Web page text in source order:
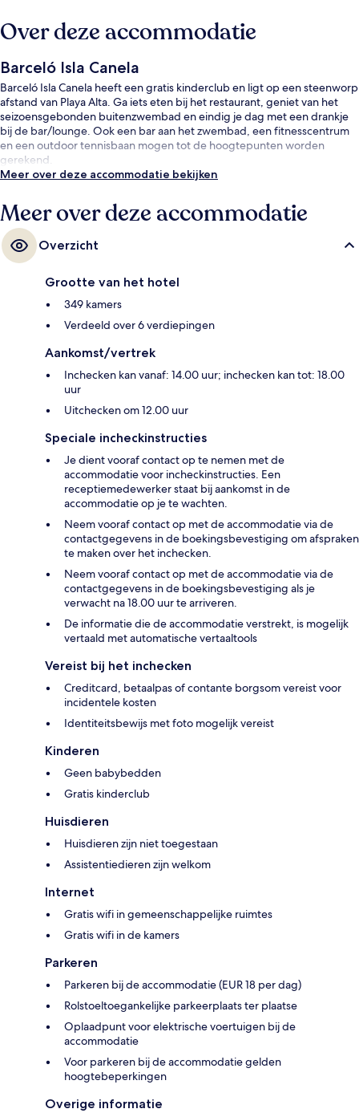
Over deze accommodatie
Barceló Isla Canela
Barceló Isla Canela heeft een gratis kinderclub en ligt op een steenworp
afstand van Playa Alta. Ga iets eten bij het restaurant, geniet van het
seizoensgebonden buitenzwembad en eindig je dag met een drankje
bij de bar/lounge. Ook een bar aan het zwembad, een fitnesscentrum
en een outdoor tennisbaan mogen tot de hoogtepunten worden
gerekend.
Meer over deze accommodatie bekijken
Meer over deze accommodatie
Overzicht
Grootte van het hotel
349 kamers
Verdeeld over 6 verdiepingen
Aankomst/vertrek
Inchecken kan vanaf: 14.00 uur; inchecken kan tot: 18.00
uur
Uitchecken om 12.00 uur
Speciale incheckinstructies
Je dient vooraf contact op te nemen met de
accommodatie voor incheckinstructies. Een
receptiemedewerker staat bij aankomst in de
accommodatie op je te wachten.
Neem vooraf contact op met de accommodatie via de
contactgegevens in de boekingsbevestiging om afspraken
te maken over het inchecken.
Neem vooraf contact op met de accommodatie via de
contactgegevens in de boekingsbevestiging als je
verwacht na 18.00 uur te arriveren.
De informatie die de accommodatie verstrekt, is mogelijk
vertaald met automatische vertaaltools
Vereist bij het inchecken
Creditcard, betaalpas of contante borgsom vereist voor
incidentele kosten
Identiteitsbewijs met foto mogelijk vereist
Kinderen
Geen babybedden
Gratis kinderclub
Huisdieren
Huisdieren zijn niet toegestaan
Assistentiedieren zijn welkom
Internet
Gratis wifi in gemeenschappelijke ruimtes
Gratis wifi in de kamers
Parkeren
Parkeren bij de accommodatie (EUR 18 per dag)
Rolstoeltoegankelijke parkeerplaats ter plaatse
Oplaadpunt voor elektrische voertuigen bij de
accommodatie
Voor parkeren bij de accommodatie gelden
hoogtebeperkingen
Overige informatie